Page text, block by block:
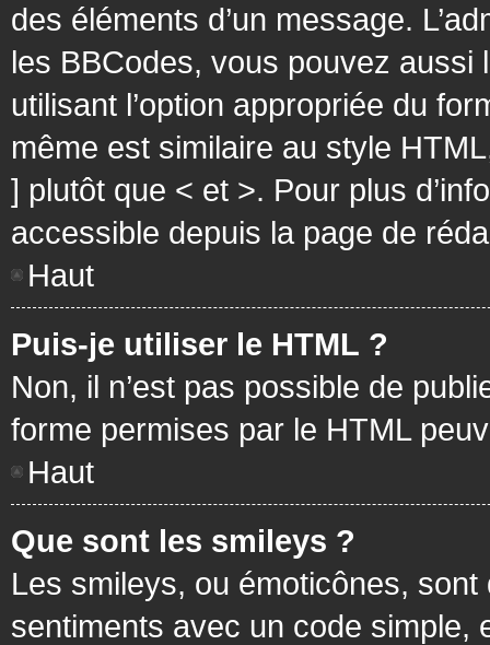
des éléments d’un message.
les BBCodes, vous pouvez
utilisant l’option appropriée du
même est similaire au style
] plutôt que < et >. Pour plus
accessible depuis la page de
Haut
Puis-je utiliser le HTML ?
Non, il n’est pas possible de
forme permises par le HTML
Haut
Que sont les smileys ?
Les smileys, ou émoticônes,
sentiments avec un code simple,